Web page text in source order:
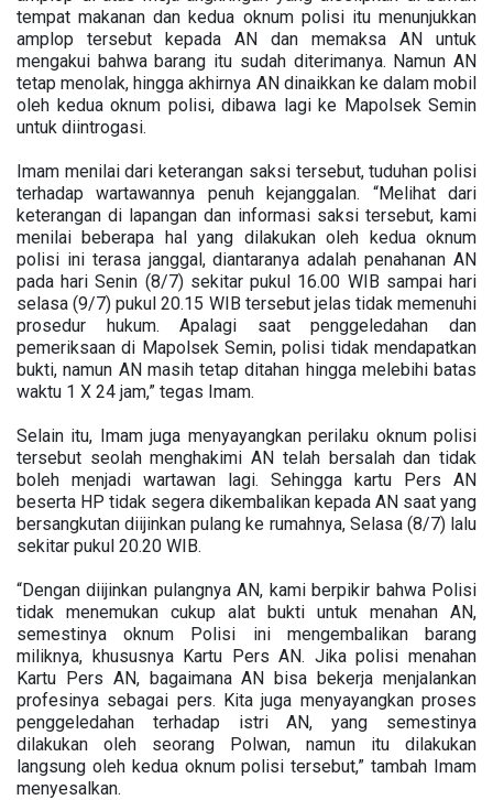
tempat makanan dan kedua oknum polisi itu menunjukkan
amplop tersebut kepada AN dan memaksa AN untuk
mengakui bahwa barang itu sudah diterimanya. Namun AN
tetap menolak, hingga akhirnya AN dinaikkan ke dalam mobil
oleh kedua oknum polisi, dibawa lagi ke Mapolsek Semin
untuk diintrogasi.
Imam menilai dari keterangan saksi tersebut, tuduhan polisi
terhadap wartawannya penuh kejanggalan. “Melihat dari
keterangan di lapangan dan informasi saksi tersebut, kami
menilai beberapa hal yang dilakukan oleh kedua oknum
polisi ini terasa janggal, diantaranya adalah penahanan AN
pada hari Senin (8/7) sekitar pukul 16.00 WIB sampai hari
selasa (9/7) pukul 20.15 WIB tersebut jelas tidak memenuhi
prosedur hukum. Apalagi saat penggeledahan dan
pemeriksaan di Mapolsek Semin, polisi tidak mendapatkan
bukti, namun AN masih tetap ditahan hingga melebihi batas
waktu 1 X 24 jam,” tegas Imam.
Selain itu, Imam juga menyayangkan perilaku oknum polisi
tersebut seolah menghakimi AN telah bersalah dan tidak
boleh menjadi wartawan lagi. Sehingga kartu Pers AN
beserta HP tidak segera dikembalikan kepada AN saat yang
bersangkutan diijinkan pulang ke rumahnya, Selasa (8/7) lalu
sekitar pukul 20.20 WIB.
“Dengan diijinkan pulangnya AN, kami berpikir bahwa Polisi
tidak menemukan cukup alat bukti untuk menahan AN,
semestinya oknum Polisi ini mengembalikan barang
miliknya, khususnya Kartu Pers AN. Jika polisi menahan
Kartu Pers AN, bagaimana AN bisa bekerja menjalankan
profesinya sebagai pers. Kita juga menyayangkan proses
penggeledahan terhadap istri AN, yang semestinya
dilakukan oleh seorang Polwan, namun itu dilakukan
langsung oleh kedua oknum polisi tersebut,” tambah Imam
menyesalkan.